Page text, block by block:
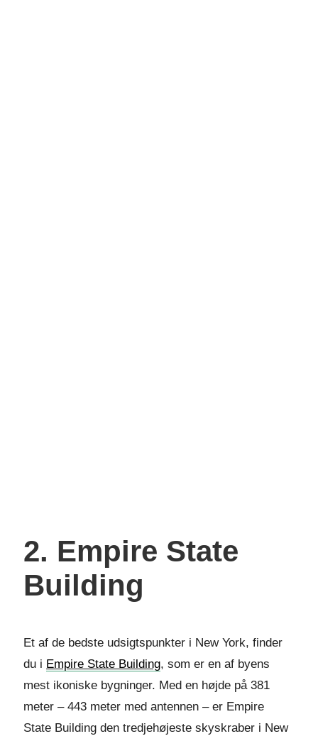
2. Empire State
Building
Et af de bedste udsigtspunkter i New York, finder
du i Empire State Building, som er en af byens
mest ikoniske bygninger. Med en højde på 381
meter – 443 meter med antennen – er Empire
State Building den tredjehøjeste skyskraber i New